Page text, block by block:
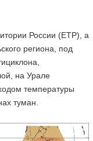
России (ЕТР), а
региона, под
на Урале
температуры
туман.